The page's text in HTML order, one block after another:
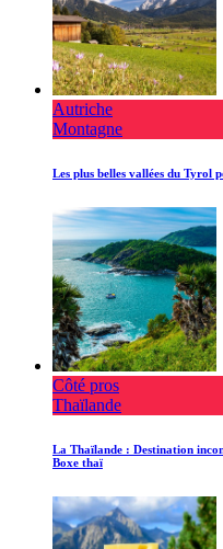
Autriche
Montagne
Les plus belles vallées du Tyrol
Côté pros
Thaïlande
La Thaïlande : Destination
Boxe thaï